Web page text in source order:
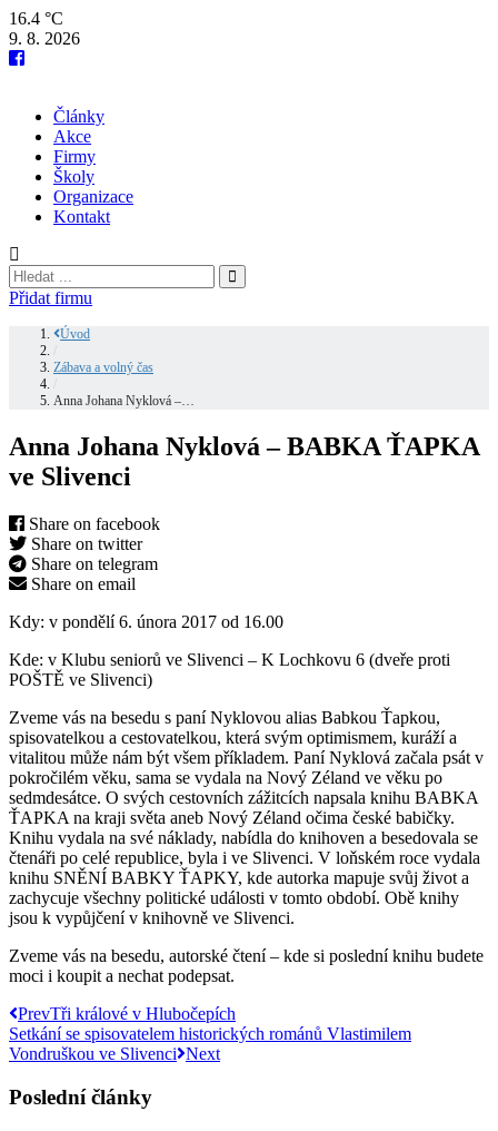
16.4 °C
9. 8. 2026
Články
Akce
Firmy
Školy
Organizace
Kontakt
Přidat firmu
Úvod
Zábava a volný čas
Anna Johana Nyklová –…
Anna Johana Nyklová – BABKA ŤAPKA
ve Slivenci
Share on facebook
Share on twitter
Share on telegram
Share on email
Kdy: v pondělí 6. února 2017 od 16.00
Kde: v Klubu seniorů ve Slivenci – K Lochkovu 6 (dveře proti
POŠTĚ ve Slivenci)
Zveme vás na besedu s paní Nyklovou alias Babkou Ťapkou,
spisovatelkou a cestovatelkou, která svým optimismem, kuráží a
vitalitou může nám být všem příkladem. Paní Nyklová začala psát v
pokročilém věku, sama se vydala na Nový Zéland ve věku po
sedmdesátce. O svých cestovních zážitcích napsala knihu BABKA
ŤAPKA na kraji světa aneb Nový Zéland očima české babičky.
Knihu vydala na své náklady, nabídla do knihoven a besedovala se
čtenáři po celé republice, byla i ve Slivenci. V loňském roce vydala
knihu SNĚNÍ BABKY ŤAPKY, kde autorka mapuje svůj život a
zachycuje všechny politické události v tomto období. Obě knihy
jsou k vypůjčení v knihovně ve Slivenci.
Zveme vás na besedu, autorské čtení – kde si poslední knihu budete
moci i koupit a nechat podepsat.
PrevTři králové v Hlubočepích
Setkání se spisovatelem historických románů Vlastimilem
Vondruškou ve Slivenci Next
Poslední články